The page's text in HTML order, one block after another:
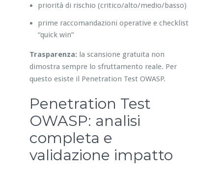
priorità di rischio (critico/alto/medio/basso)
prime raccomandazioni operative e checklist
“quick win”
Trasparenza: la scansione gratuita non
dimostra sempre lo sfruttamento reale. Per
questo esiste il Penetration Test OWASP.
Penetration Test
OWASP: analisi
completa e
validazione impatto